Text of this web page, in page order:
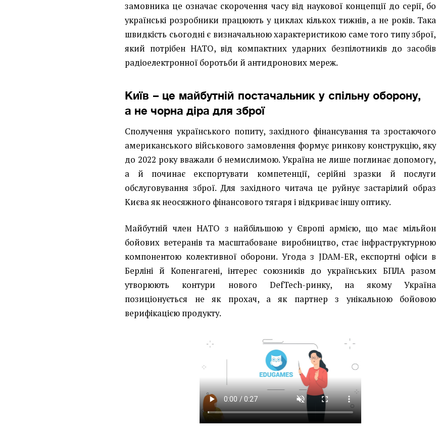
замовника це означає скорочення часу від наукової концепції до серії, бо
українські розробники працюють у циклах кількох тижнів, а не років. Така
швидкість сьогодні є визначальною характеристикою саме того типу зброї,
який потрібен НАТО, від компактних ударних безпілотників до засобів
радіоелектронної боротьби й антидронових мереж.
Київ – це майбутній постачальник у спільну оборону,
а не чорна діра для зброї
Сполучення українського попиту, західного фінансування та зростаючого
американського військового замовлення формує ринкову конструкцію, яку
до 2022 року вважали б немислимою. Україна не лише поглинає допомогу,
а й починає експортувати компетенції, серійні зразки й послуги
обслуговування зброї. Для західного читача це руйнує застарілий образ
Києва як неосяжного фінансового тягаря і відкриває іншу оптику.
Майбутній член НАТО з найбільшою у Європі армією, що має мільйон
бойових ветеранів та масштабоване виробництво, стає інфраструктурною
компонентою колективної оборони. Угода з JDAM-ER, експортні офіси в
Берліні й Копенгагені, інтерес союзників до українських БПЛА разом
утворюють контури нового DefTech-ринку, на якому Україна
позиціонується не як прохач, а як партнер з унікальною бойовою
верифікацією продукту.